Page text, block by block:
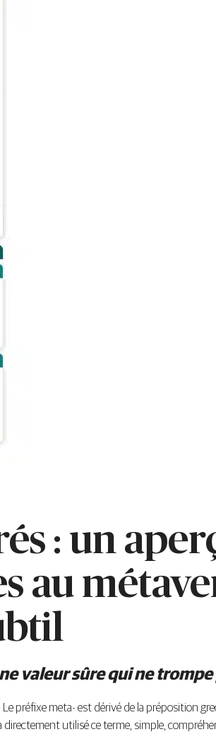
: un
au
valeur sûre qui ne trompe
préfixe meta- est dérivé de la préposition
directement utilisé ce terme, simple,